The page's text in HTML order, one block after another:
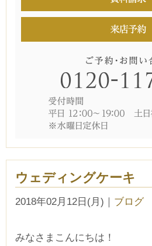
ウェディングケーキ
2018年02月12日(月) ｜ ブログ
みなさまこんにちは！